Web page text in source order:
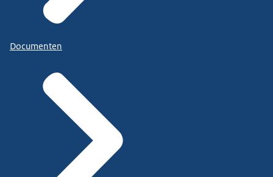
Documenten